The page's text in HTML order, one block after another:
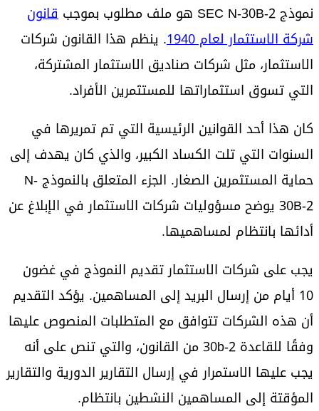
نموذج SEC N-30B-2 هو ملف مطلوب بموجب
قانون
شركة الاستثمار لعام 1940
. ينظم هذا القانون شركات
الاستثمار، مثل شركات صناديق الاستثمار المشتركة،
التي تسوق استثماراتها للمستثمرين الأفراد.
كان هذا أحد القوانين الرئيسية التي تم تمريرها في
السنوات التي تلت الكساد الكبير، والذي كان يهدف إلى
حماية المستثمرين الصغار. الجزء المتعلق بالنموذج N-
30B-2 يوضح مسؤوليات شركات الاستثمار في الإبلاغ عن
أدائها بانتظام لمساهميها.
يجب على شركات الاستثمار تقديم النموذج في غضون
10 أيام من إرسال البريد إلى المساهمين. يؤكد التقديم
أن هذه الشركات تتوافق مع المتطلبات المنصوص عليها
وفقًا للقاعدة 30b-2 من القانون، والتي تنص على أنه
يجب عليها الاستمرار في إرسال التقارير الدورية والتقارير
المؤقتة إلى المساهمين النشطين بانتظام.